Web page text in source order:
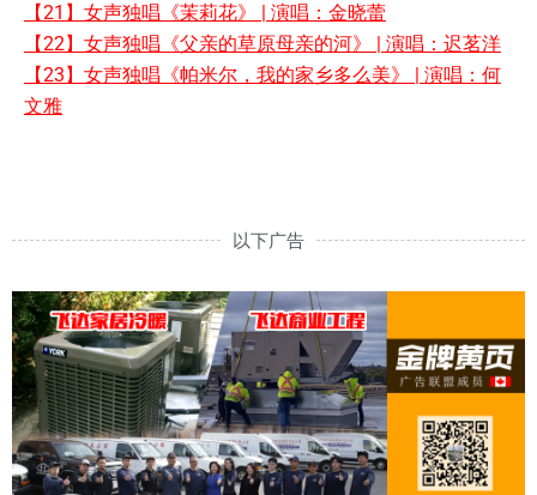
【21】女声独唱《茉莉花》 | 演唱：金晓蕾
【22】女声独唱《父亲的草原母亲的河》 | 演唱：迟茗洋
【23】女声独唱《帕米尔，我的家乡多么美》 | 演唱：何
文雅
以下广告